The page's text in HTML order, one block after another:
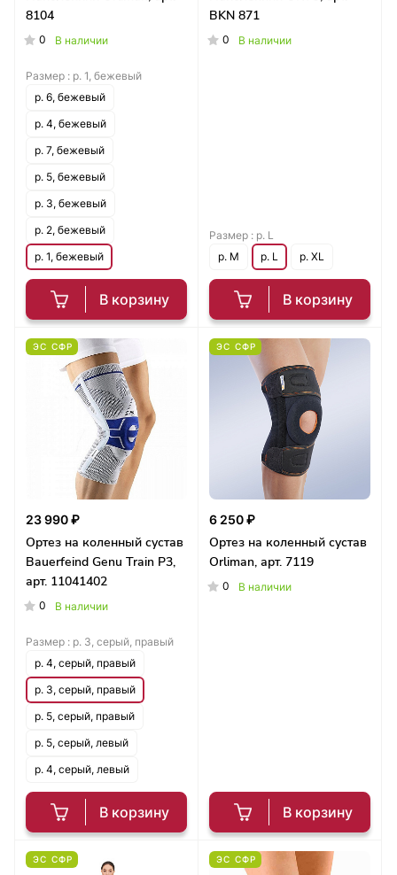
8104
0 В наличии
В корзину
Размер : р. 1, бежевый
р. 6, бежевый
р. 4, бежевый
р. 7, бежевый
р. 5, бежевый
р. 3, бежевый
р. 2, бежевый
р. 1, бежевый
BKN 871
0 В наличии
В корзину
Размер : р. L
р. M
р. L р. XL
ЭС СФР
23 990 ₽
Ортез на коленный сустав
Bauerfeind Genu Train P3,
арт. 11041402
0 В наличии
В корзину
Размер : р. 3, серый, правый
р. 4, серый, правый
р. 3, серый, правый
р. 5, серый, правый
р. 5, серый, левый
р. 4, серый, левый
ЭС СФР
6 250 ₽
Ортез на коленный сустав
Orliman, арт. 7119
0 В наличии
В корзину
ЭС СФР ЭС СФР